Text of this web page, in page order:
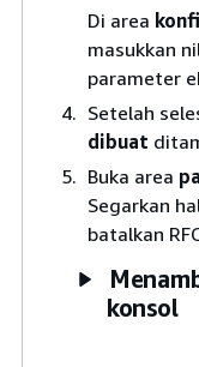
Di area
masukkan
parameter
Setelah
dibuat
Buka area
Segarkan
batalkan
konsol